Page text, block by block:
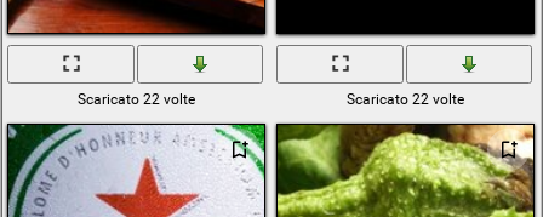
Scaricato 22 volte Scaricato 22 volte